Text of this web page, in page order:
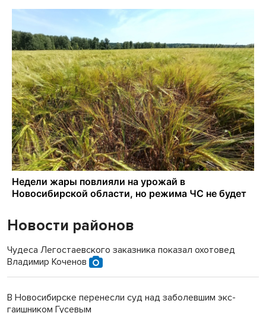
Новости районов
Чудеса Легостаевского заказника показал охотовед
Владимир Коченов
В Новосибирске перенесли суд над заболевшим экс-
гаишником Гусевым